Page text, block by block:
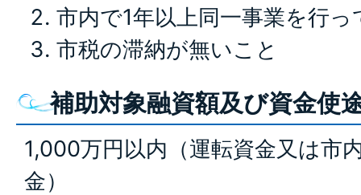
市内で1年以上同一事業を行
市税の滞納が無いこと
補助対象融資額及び資金使
1,000万円以内（運転資金又は市
金）